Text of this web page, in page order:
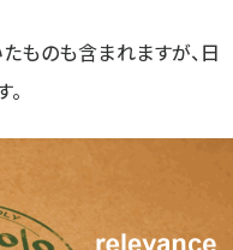
ものも含まれますが、日